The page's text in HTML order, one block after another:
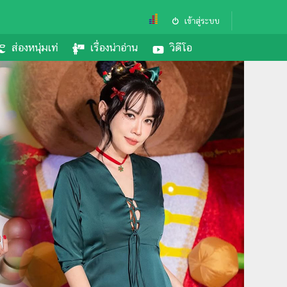
เข้าสู่ระบบ
ส่องหนุ่มเท่ เรื่องน่าอ่าน วิดีโอ